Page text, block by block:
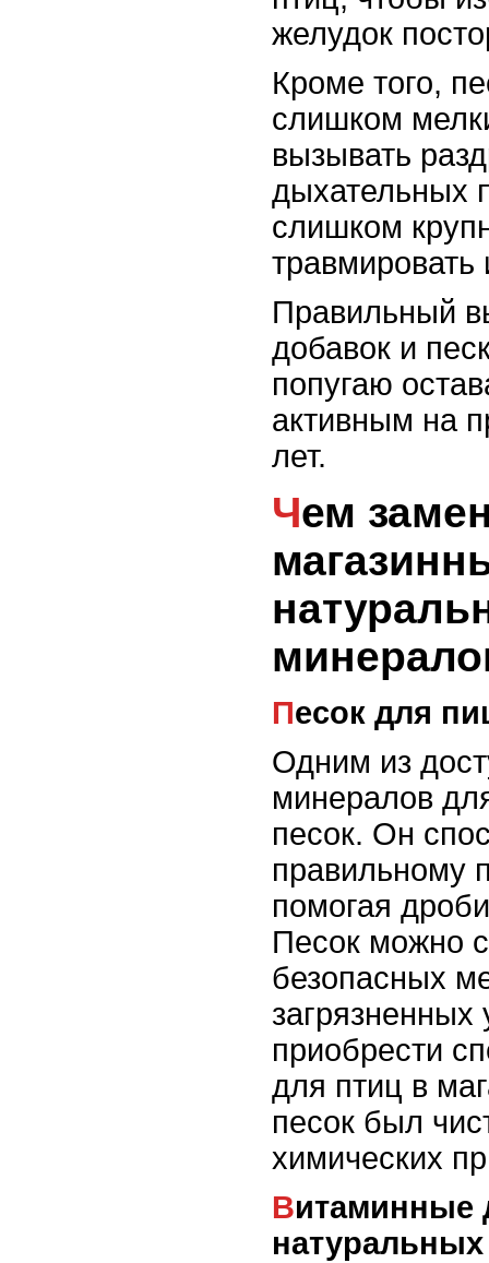
желудок
Кроме того,
слишком
вызывать
дыхательных
слишком
травмировать
Правильный
добавок и
попугаю
активным на
лет.
Чем заменить
Песок для
Одним из
минералов
песок. Он
правильному
помогая
Песок можно
безопасных
загрязненных
приобрести
для птиц в
песок был
химических
Витаминные добавки из